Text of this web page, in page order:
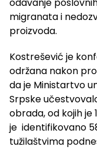
odavanje
migranata i
proizvoda.
Kostrešević je
održana nakon
da je Ministartvo
Srpske
obrada, od kojih je
je identifikovano
tužilaštvima